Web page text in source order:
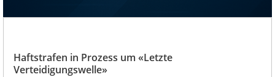
Haftstrafen in Prozess um «Letzte
Verteidigungswelle»